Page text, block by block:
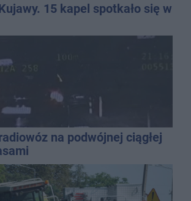
15 kapel spotkało się w
na podwójnej ciągłej